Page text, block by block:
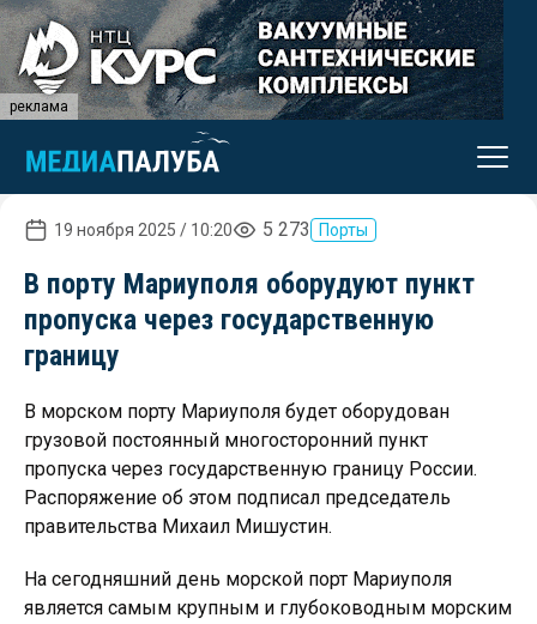
реклама
19 ноября 2025 / 10:20 5 273 Порты
В порту Мариуполя оборудуют пункт
пропуска через государственную
границу
В морском порту Мариуполя будет оборудован
грузовой постоянный многосторонний пункт
пропуска через государственную границу России.
Распоряжение об этом подписал председатель
правительства Михаил Мишустин.
На сегодняшний день морской порт Мариуполя
является самым крупным и глубоководным морским